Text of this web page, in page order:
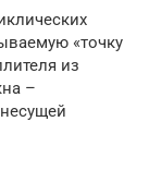
«точку
из
–